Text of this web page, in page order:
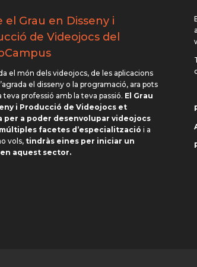
el Grau en Disseny i
de Videojocs del
el món dels videojocs, de les aplicacions
el disseny o la programació, ara pots
teva professió amb la teva passió. El Grau
i Producció de Videojocs et
per a poder desenvolupar videojocs
facetes d’especialització i a
vols, tindràs eines per iniciar un
aquest sector.